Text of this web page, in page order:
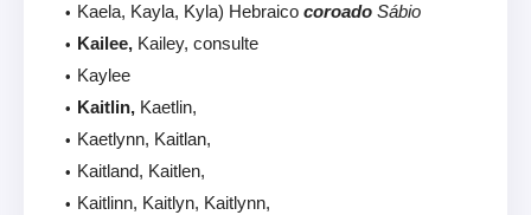
Kaela, Kayla, Kyla) Hebraico coroado Sábio
Kailee, Kailey, consulte
Kaylee
Kaitlin, Kaetlin,
Kaetlynn, Kaitlan,
Kaitland, Kaitlen,
Kaitlinn, Kaitlyn, Kaitlynn,